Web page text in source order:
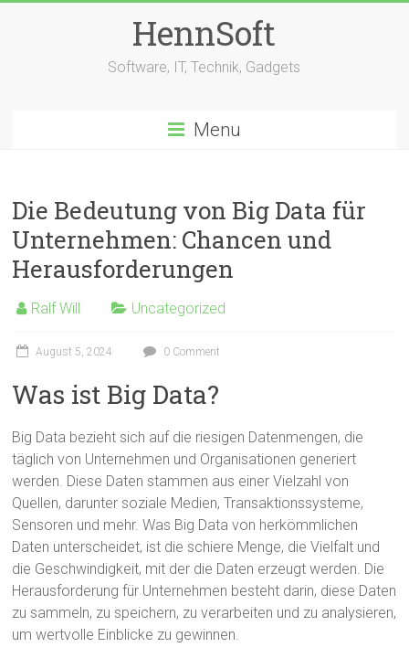
HennSoft
Software, IT, Technik, Gadgets
Menu
Die Bedeutung von Big Data für
Unternehmen: Chancen und
Herausforderungen
Ralf Will Uncategorized
August 5, 2024 0 Comment
Was ist Big Data?
Big Data bezieht sich auf die riesigen Datenmengen, die
täglich von Unternehmen und Organisationen generiert
werden. Diese Daten stammen aus einer Vielzahl von
Quellen, darunter soziale Medien, Transaktionssysteme,
Sensoren und mehr. Was Big Data von herkömmlichen
Daten unterscheidet, ist die schiere Menge, die Vielfalt und
die Geschwindigkeit, mit der die Daten erzeugt werden. Die
Herausforderung für Unternehmen besteht darin, diese Daten
zu sammeln, zu speichern, zu verarbeiten und zu analysieren,
um wertvolle Einblicke zu gewinnen.